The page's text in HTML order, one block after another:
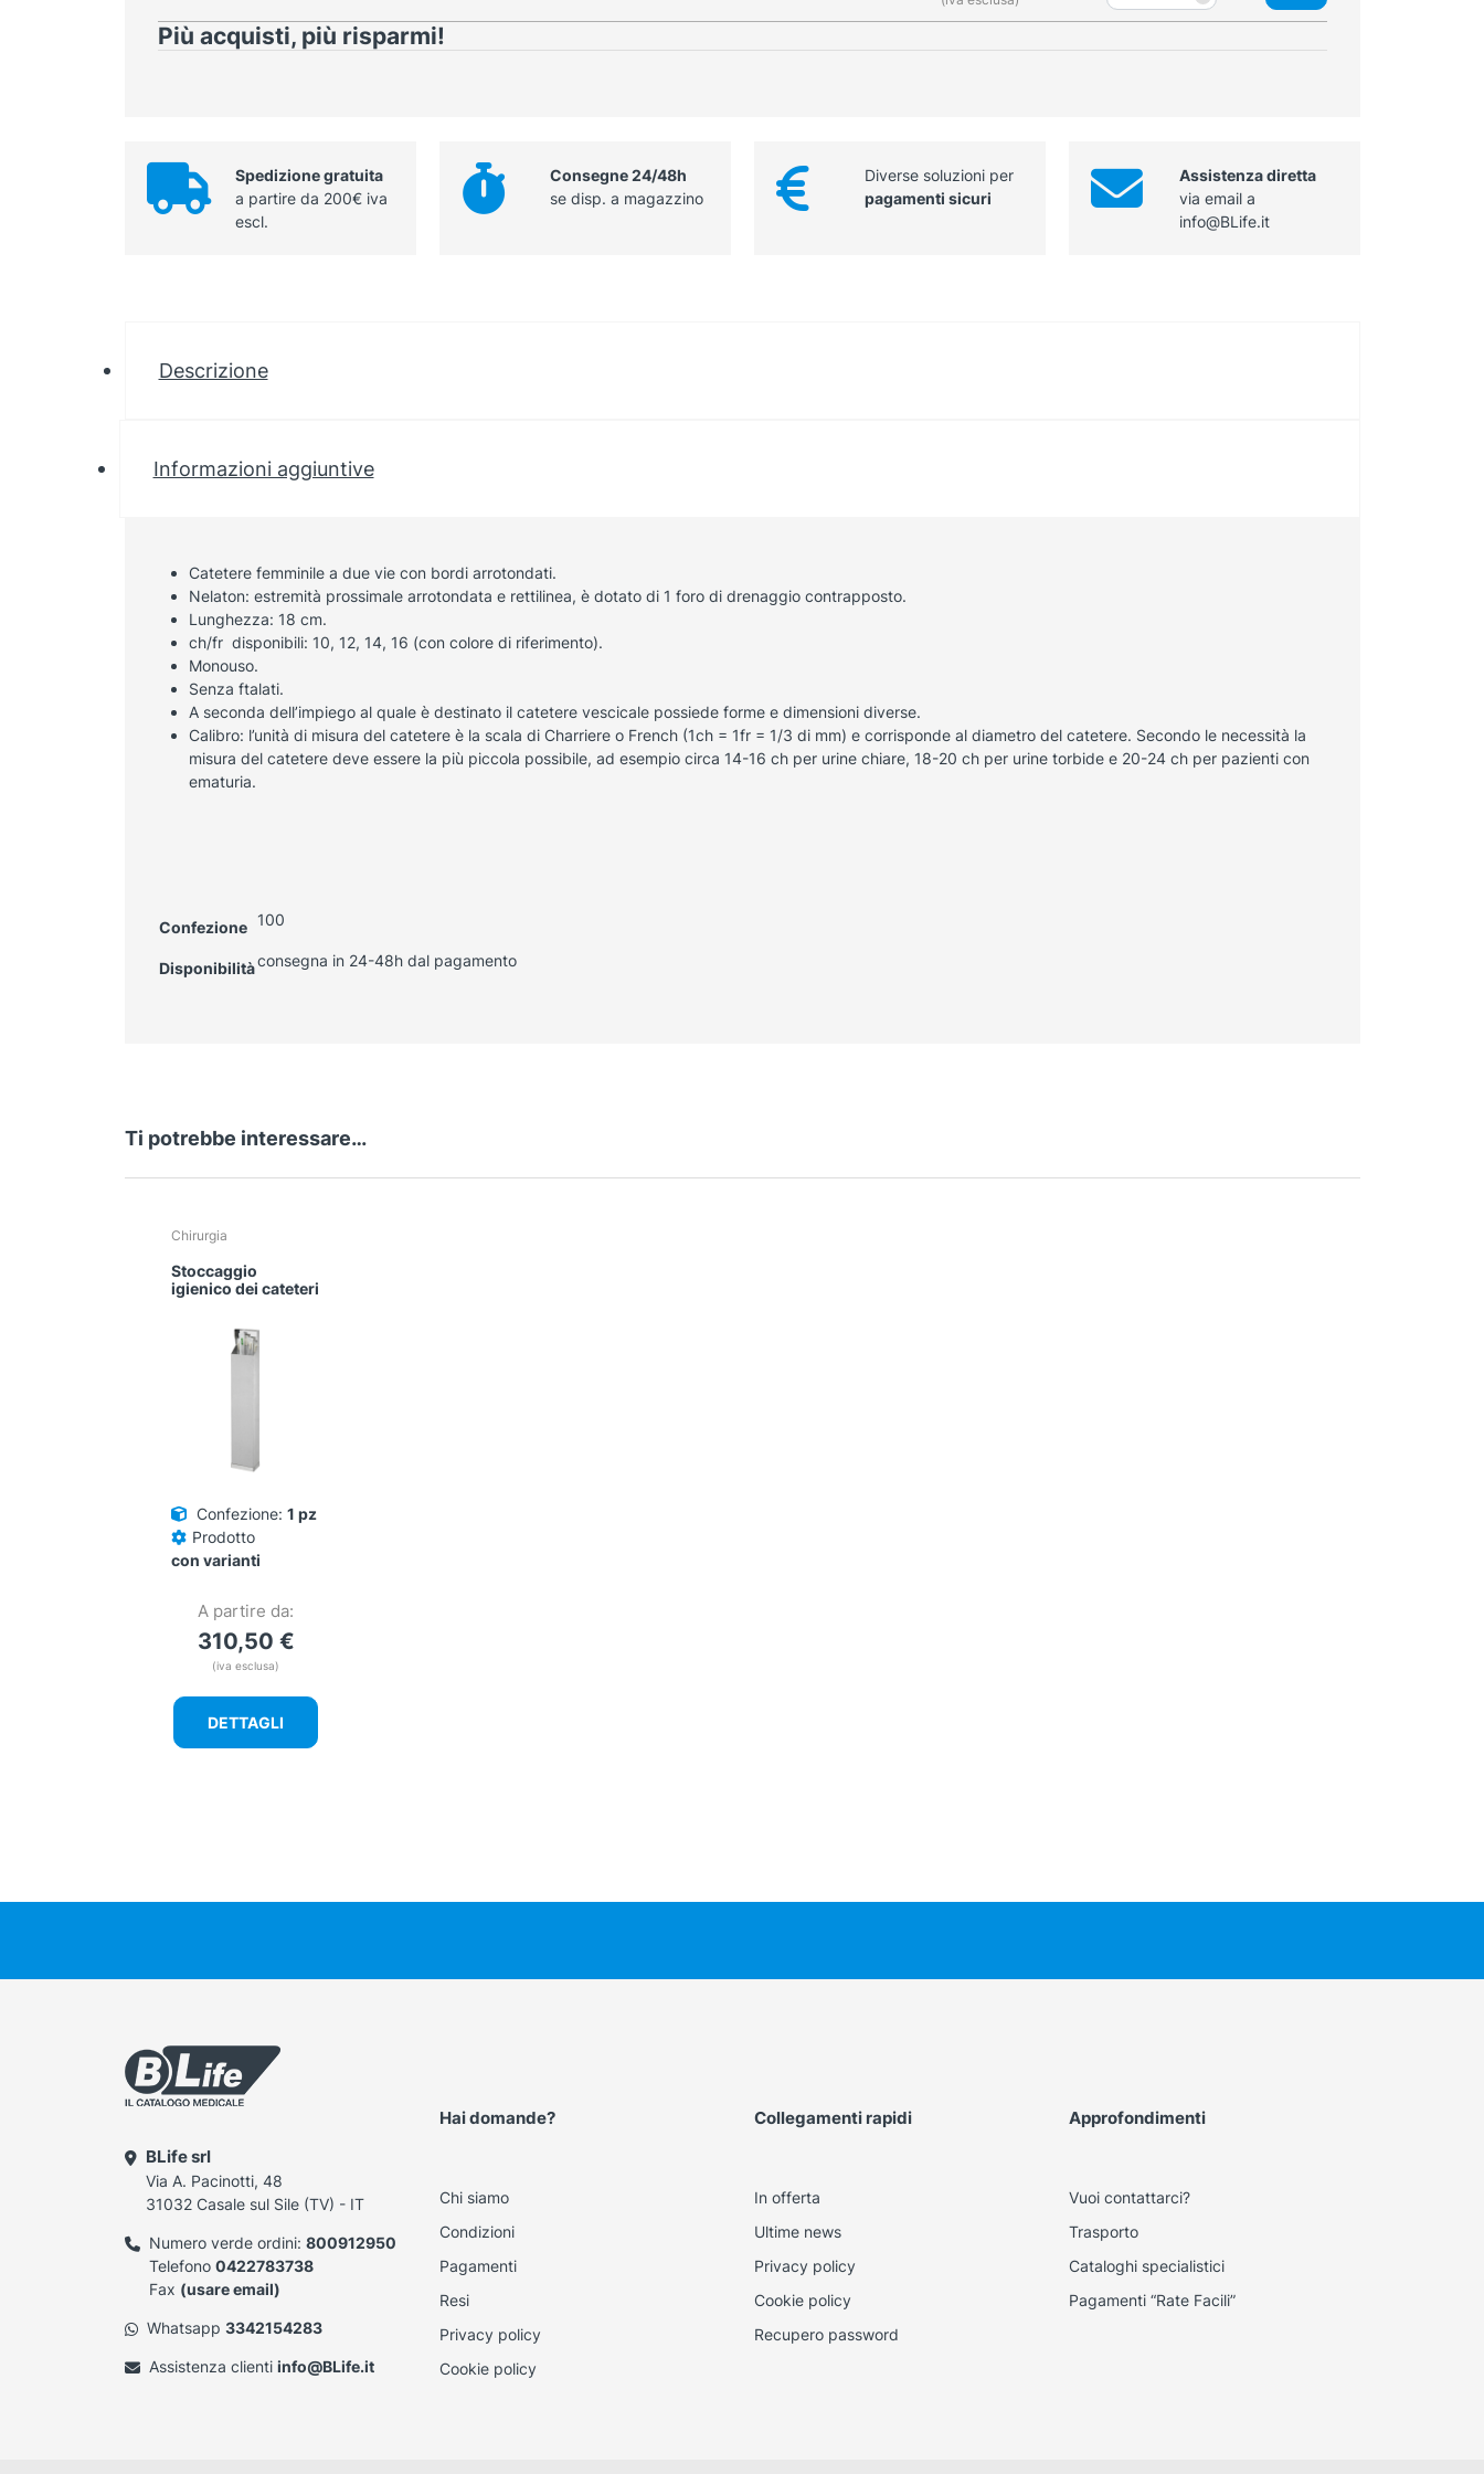
14
quantità
femminile
Più acquisti, più risparmi!
Spedizione gratuita
a partire da 200€ iva
escl.
Consegne 24/48h
se disp. a magazzino
Diverse soluzioni per
pagamenti sicuri
Assistenza diretta
via email a
info@BLife.it
Descrizione
Informazioni aggiuntive
Catetere femminile a due vie con bordi arrotondati.
Nelaton: estremità prossimale arrotondata e rettilinea, è dotato di 1 foro di drenaggio contrapposto.
Lunghezza: 18 cm.
ch/fr disponibili: 10, 12, 14, 16 (con colore di riferimento).
Monouso.
Senza ftalati.
A seconda dell’impiego al quale è destinato il catetere vescicale possiede forme e dimensioni diverse.
Calibro: l’unità di misura del catetere è la scala di Charriere o French (1ch = 1fr = 1/3 di mm) e corrisponde al diametro del catetere. Secondo le necessità la
misura del catetere deve essere la più piccola possibile, ad esempio circa 14-16 ch per urine chiare, 18-20 ch per urine torbide e 20-24 ch per pazienti con
ematuria.
Confezione 100
Disponibilitàconsegna in 24-48h dal pagamento
Ti potrebbe interessare…
Chirurgia
Stoccaggio
igienico dei cateteri
Confezione: 1 pz
Prodotto
con varianti
A partire da:
310,50 €
(iva esclusa)
DETTAGLI
BLife srl
Via A. Pacinotti, 48
31032 Casale sul Sile (TV) - IT
Numero verde ordini: 800912950
Telefono 0422783738
Fax (usare email)
Whatsapp 3342154283
Assistenza clienti info@BLife.it
Hai domande?
Chi siamo
Condizioni
Pagamenti
Resi
Privacy policy
Cookie policy
Collegamenti rapidi
In offerta
Ultime news
Privacy policy
Cookie policy
Recupero password
Approfondimenti
Vuoi contattarci?
Trasporto
Cataloghi specialistici
Pagamenti “Rate Facili”